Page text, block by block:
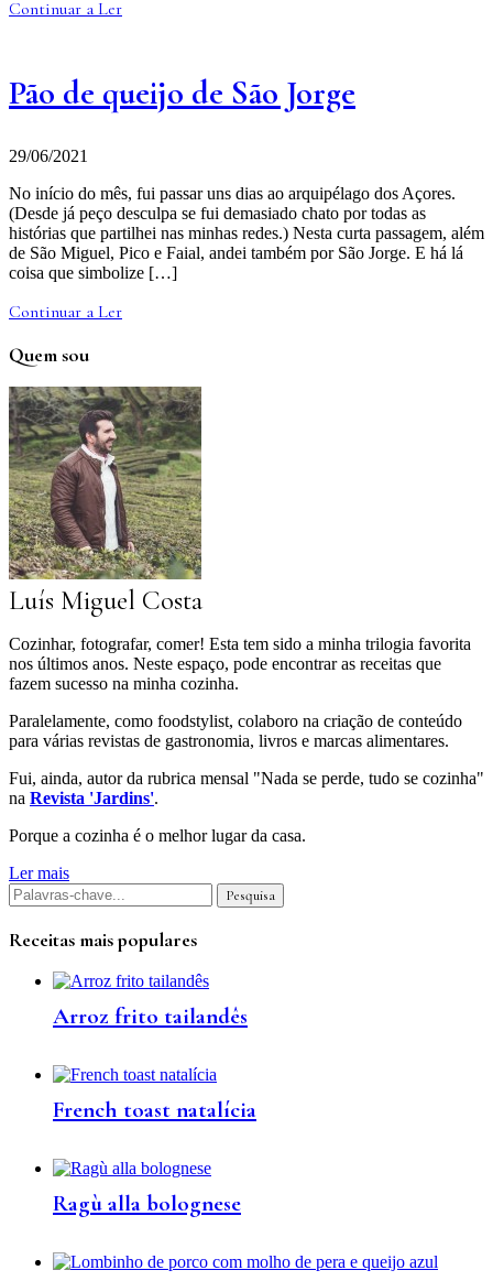
Continuar a Ler
Pão de queijo de São Jorge
29/06/2021
No início do mês, fui passar uns dias ao arquipélago dos Açores.
(Desde já peço desculpa se fui demasiado chato por todas as
histórias que partilhei nas minhas redes.) Nesta curta passagem, além
de São Miguel, Pico e Faial, andei também por São Jorge. E há lá
coisa que simbolize […]
Continuar a Ler
Quem sou
Luís Miguel Costa
Cozinhar, fotografar, comer! Esta tem sido a minha trilogia favorita
nos últimos anos. Neste espaço, pode encontrar as receitas que
fazem sucesso na minha cozinha.
Paralelamente, como foodstylist, colaboro na criação de conteúdo
para várias revistas de gastronomia, livros e marcas alimentares.
Fui, ainda, autor da rubrica mensal "Nada se perde, tudo se cozinha"
na Revista 'Jardins'.
Porque a cozinha é o melhor lugar da casa.
Ler mais
Receitas mais populares
Arroz frito tailandês
French toast natalícia
Ragù alla bolognese